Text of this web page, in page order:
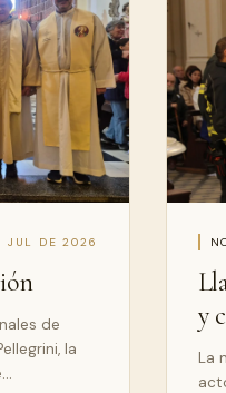
JUL DE 2026
de
la
y
La